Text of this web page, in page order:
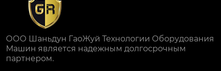
ООО Шаньдун ГаоЖуй Технологии Оборудования
Машин является надежным долгосрочным
партнером.